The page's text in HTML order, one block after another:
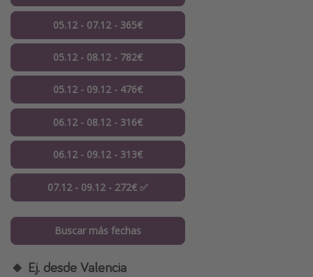
05.12 - 07.12 - 365€
05.12 - 08.12 - 782€
05.12 - 09.12 - 476€
06.12 - 08.12 - 316€
06.12 - 09.12 - 313€
07.12 - 09.12 - 272€ ✅
Buscar más fechas
🔸 Ej. desde Valencia